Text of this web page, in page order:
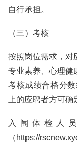
自行承担。
（三）考核
按照岗位需求，对
专业素养、心理健
考核成绩合格分
上的应聘者方可确
入闱体检人
（https://